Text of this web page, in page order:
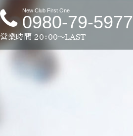
New Club First One
0980-79-5977
営業時間 20：00～LAST